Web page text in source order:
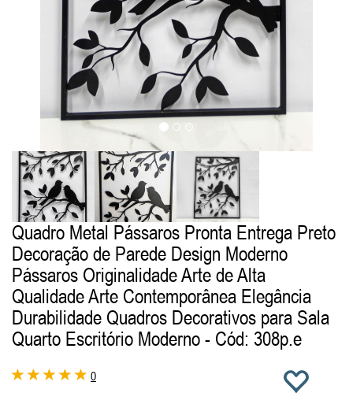
Quadro Metal Pássaros Pronta Entrega Preto
Decoração de Parede Design Moderno
Pássaros Originalidade Arte de Alta
Qualidade Arte Contemporânea Elegância
Durabilidade Quadros Decorativos para Sala
Quarto Escritório Moderno - Cód: 308p.e
0